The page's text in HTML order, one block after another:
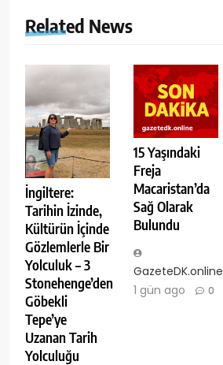
Related News
İngiltere:
Tarihin İzinde,
Kültürün İçinde
Gözlemlerle Bir
Yolculuk – 3
Stonehenge’den
Göbekli
Tepe’ye
Uzanan Tarih
Yolculuğu
15 Yaşındaki
Freja
Macaristan’da
Sağ Olarak
Bulundu
GazeteDK.online
1 gün ago
0